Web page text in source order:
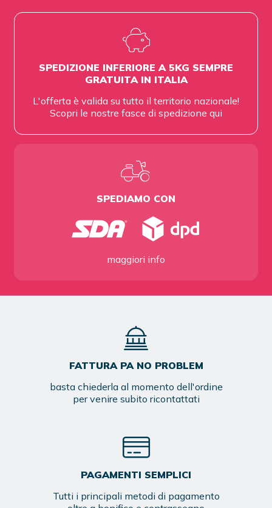
SPEDIZIONE INFERIORE A 5KG SEMPRE
GRATUITA IN ITALIA
L'offerta è valida su tutto il territorio nazionale!
Scopri le nostre fasce di spedizione qui
SPEDIAMO CON
maggiori info
FATTURA PA NO PROBLEM
basta chiederla al momento dell'ordine
per venire subito ricontattati
PAGAMENTI SEMPLICI
Tutti i principali metodi di pagamento